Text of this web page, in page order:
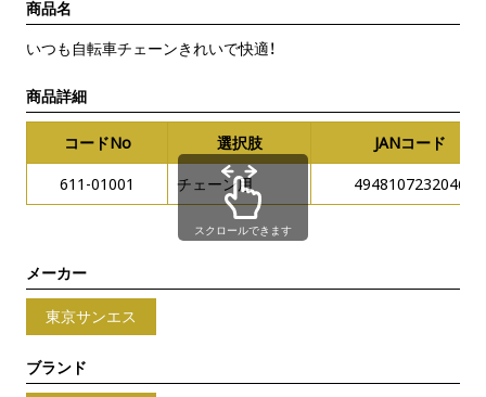
商品名
いつも自転車チェーンきれいで快適！
商品詳細
コードNo 選択肢
JANコード
611-01001
チェーン用 4948107232046
スクロールできます
メーカー
東京サンエス
ブランド